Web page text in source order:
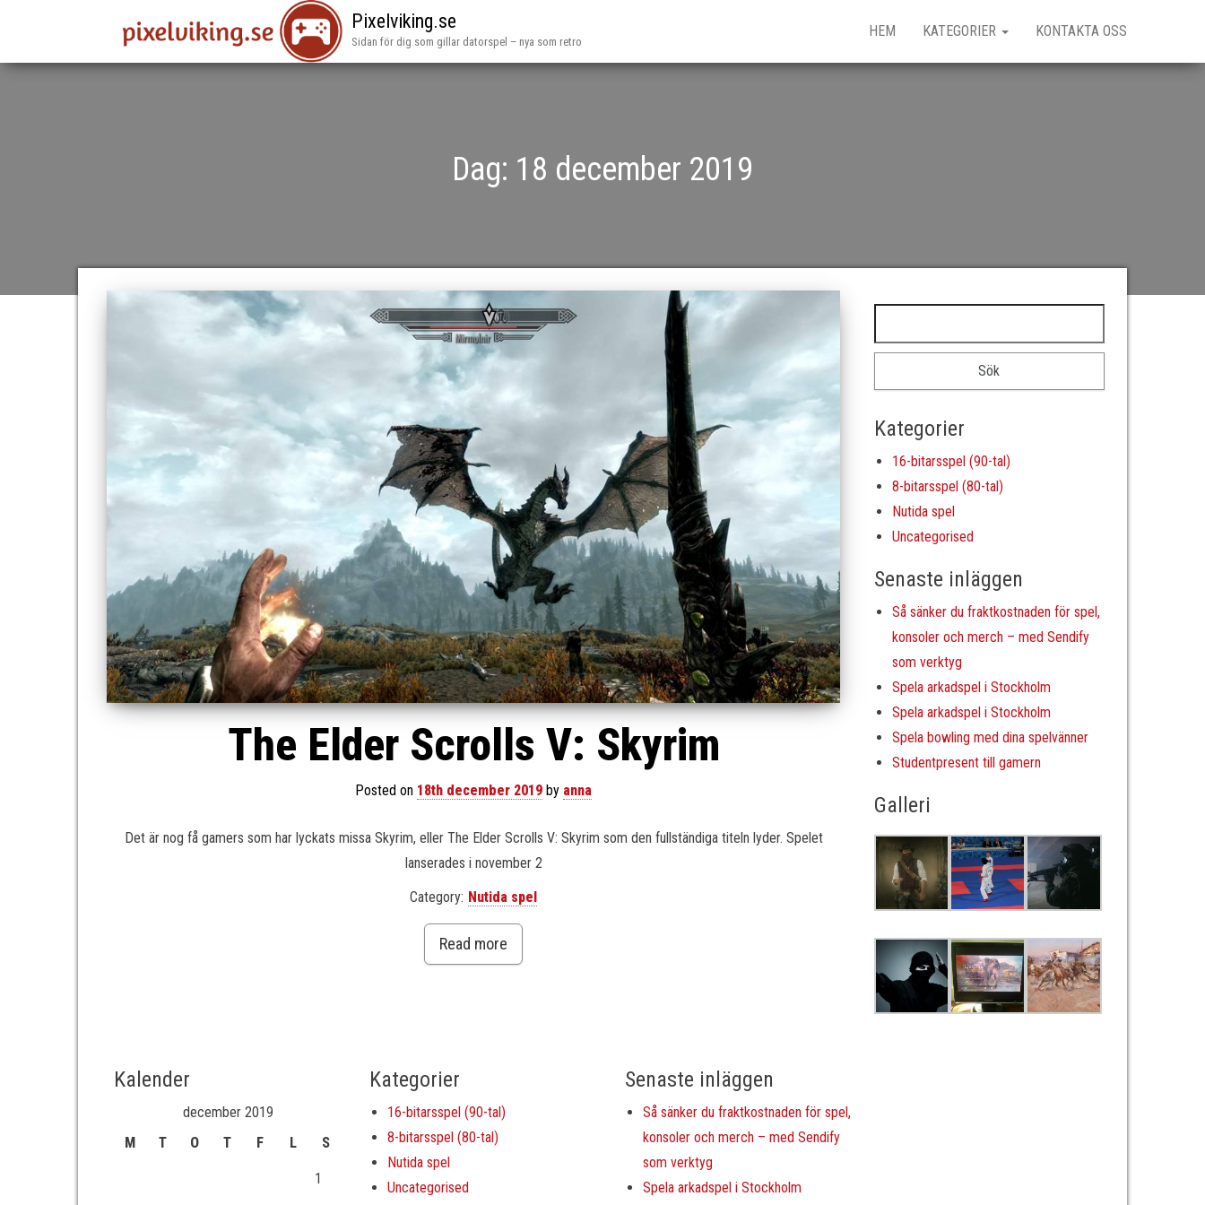
Pixelviking.se
Sidan för dig som gillar datorspel – nya som retro
HEM KATEGORIER KONTAKTA OSS
Dag: 18 december 2019
The Elder Scrolls V: Skyrim
Posted on 18th december 2019 by anna
Det är nog få gamers som har lyckats missa Skyrim, eller The Elder Scrolls V: Skyrim som den fullständiga titeln lyder. Spelet
lanserades i november 2
Category: Nutida spel
Read more
Kategorier
16-bitarsspel (90-tal)
8-bitarsspel (80-tal)
Nutida spel
Uncategorised
Senaste inläggen
Så sänker du fraktkostnaden för spel,
konsoler och merch – med Sendify
som verktyg
Spela arkadspel i Stockholm
Spela arkadspel i Stockholm
Spela bowling med dina spelvänner
Studentpresent till gamern
Galleri
Kalender
december 2019
M
T O T F L S
1
Kategorier
16-bitarsspel (90-tal)
8-bitarsspel (80-tal)
Nutida spel
Uncategorised
Senaste inläggen
Så sänker du fraktkostnaden för spel,
konsoler och merch – med Sendify
som verktyg
Spela arkadspel i Stockholm